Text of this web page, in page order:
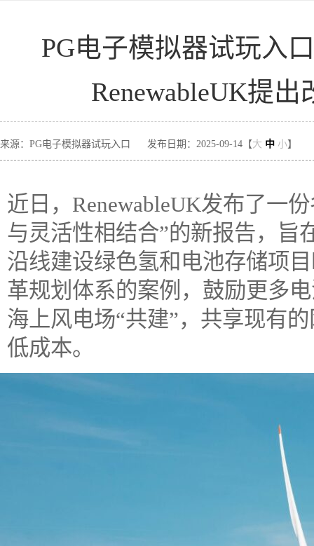
PG电子模拟器试玩入
RenewableUK提
来源：PG电子模拟器试玩入口 发布日期：2025-09-14【大 中 小】
近日，RenewableUK发布了一
与灵活性相结合”的新报告，旨
沿线建设绿色氢和电池存储项
革规划体系的案例，鼓励更多
海上风电场“共建”，共享现有
低成本。